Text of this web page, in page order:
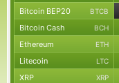
Bitcoin BEP20 BTCB
Bitcoin Cash BCH
Ethereum ETH
Litecoin LTC
XRP XRP